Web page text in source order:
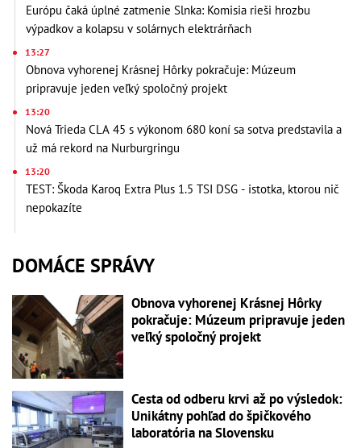
Európu čaká úplné zatmenie Slnka: Komisia rieši hrozbu
výpadkov a kolapsu v solárnych elektrárňach
13:27
Obnova vyhorenej Krásnej Hôrky pokračuje: Múzeum
pripravuje jeden veľký spoločný projekt
13:20
Nová Trieda CLA 45 s výkonom 680 koní sa sotva predstavila a
už má rekord na Nurburgringu
13:20
TEST: Škoda Karoq Extra Plus 1.5 TSI DSG - istotka, ktorou nič
nepokazíte
DOMÁCE SPRÁVY
Obnova vyhorenej Krásnej Hôrky
pokračuje: Múzeum pripravuje jeden
veľký spoločný projekt
Cesta od odberu krvi až po výsledok:
Unikátny pohľad do špičkového
laboratória na Slovensku